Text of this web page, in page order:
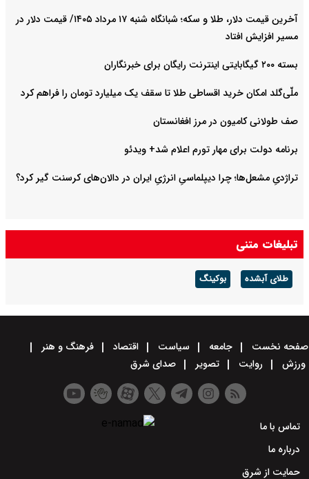
آخرین قیمت دلار، طلا و سکه؛ شبانگاه شنبه ۱۷ مرداد ۱۴۰۵/ قیمت دلار در
مسیر افزایش افتاد
بسته ۲۰۰ گیگابایتی اینترنت رایگان برای خبرنگاران
ملّی‌گلد امکان خرید اقساطی طلا تا سقف یک میلیارد تومان را فراهم کرد
صف طولانی کامیون در مرز افغانستان
برنامه دولت برای مهار تورم اعلام شد+ ویدئو
تراژدیِ مشعل‌ها؛ چرا دیپلماسیِ انرژیِ ایران در دالان‌های کرسنت گیر کرد؟
تبلیغات متنی
طلای آبشده بوکینگ
صفحه نخست جامعه سیاست اقتصاد
فرهنگ و هنر
ورزش
روایت تصویر صدای شرق
تماس با ما
درباره ما
حمایت از شرق